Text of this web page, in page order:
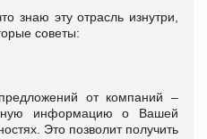
знаю эту отрасль изнутри,
советы:
от компаний –
информацию о Вашей
Это позволит получить